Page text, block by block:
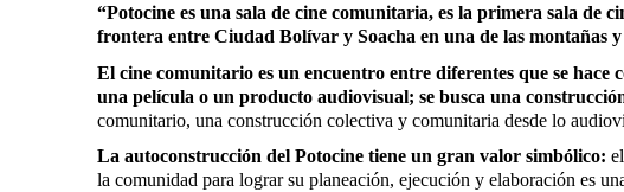
“Potocine es una sala de cine comunitaria, es la primera sala de
frontera entre Ciudad Bolívar y Soacha en una de las montañas
El cine comunitario es un encuentro entre diferentes que se hace
una película o un producto audiovisual; se busca una
comunitario, una construcción colectiva y comunitaria desde lo
La autoconstrucción del Potocine tiene un gran valor simbólico:
la comunidad para lograr su planeación, ejecución y elaboración es